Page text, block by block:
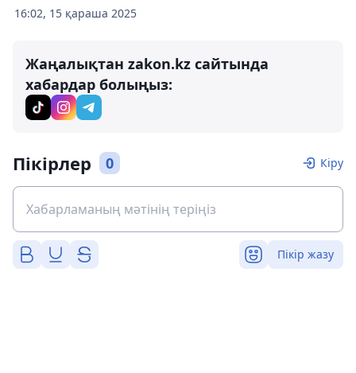
16:02, 15 қараша 2025
Жаңалықтан zakon.kz сайтында
хабардар болыңыз:
Пікірлер 0 Кіру
Пікір жазу